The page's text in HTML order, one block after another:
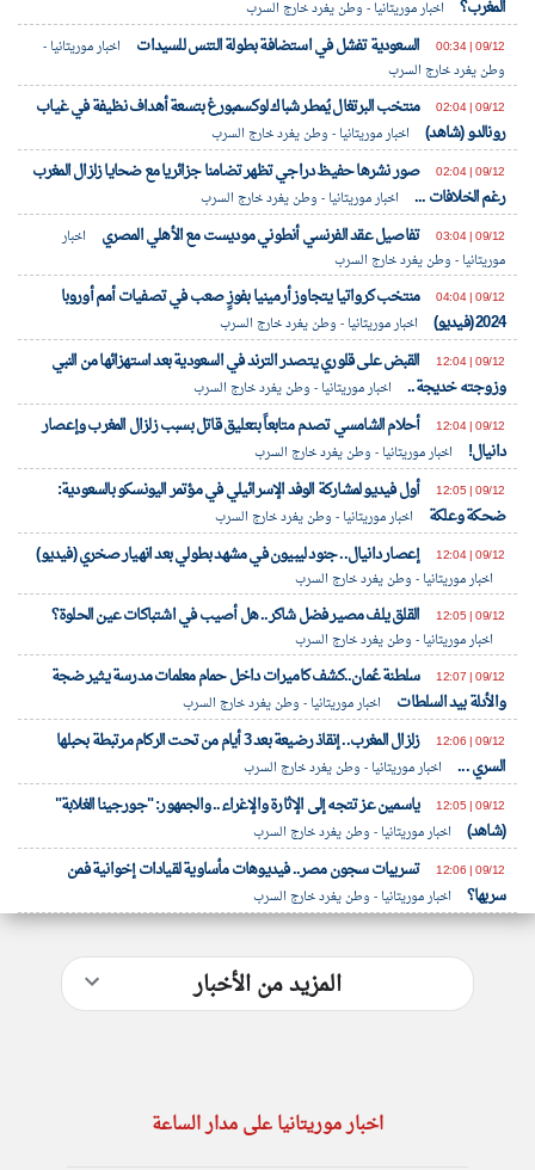
المغرب؟
اخبار موريتانيا - وطن يغرد خارج السرب
09/12 | 00:34
السعودية تفشل في استضافة بطولة التنس للسيدات
اخبار موريتانيا -
وطن يغرد خارج السرب
09/12 | 02:04
منتخب البرتغال يُمطر شباك لوكسمبورغ بتسعة أهداف نظيفة في غياب
رونالدو (شاهد)
اخبار موريتانيا - وطن يغرد خارج السرب
09/12 | 02:04
صور نشرها حفيظ دراجي تظهر تضامنا جزائريا مع ضحايا زلزال المغرب
رغم الخلافات ...
اخبار موريتانيا - وطن يغرد خارج السرب
09/12 | 03:04
تفاصيل عقد الفرنسي أنطوني موديست مع الأهلي المصري
اخبار
موريتانيا - وطن يغرد خارج السرب
09/12 | 04:04
منتخب كرواتيا يتجاوز أرمينيا بفوزٍ صعب في تصفيات أمم أوروبا
2024 (فيديو)
اخبار موريتانيا - وطن يغرد خارج السرب
09/12 | 12:04
القبض على قلوري يتصدر الترند في السعودية بعد استهزائها من النبي
وزوجته خديجة..
اخبار موريتانيا - وطن يغرد خارج السرب
09/12 | 12:04
أحلام الشامسي تصدم متابعاً بتعليق قاتل بسبب زلزال المغرب وإعصار
دانيال!
اخبار موريتانيا - وطن يغرد خارج السرب
09/12 | 12:05
أول فيديو لمشاركة الوفد الإسرائيلي في مؤتمر اليونسكو بالسعودية:
ضحكة وعلكة
اخبار موريتانيا - وطن يغرد خارج السرب
09/12 | 12:04
إعصار دانيال.. جنود ليبيون في مشهد بطولي بعد انهيار صخري (فيديو)
اخبار موريتانيا - وطن يغرد خارج السرب
09/12 | 12:05
القلق يلف مصير فضل شاكر.. هل أصيب في اشتباكات عين الحلوة؟
اخبار موريتانيا - وطن يغرد خارج السرب
09/12 | 12:07
سلطنة عُمان..كشف كاميرات داخل حمام معلمات مدرسة يثير ضجة
والأدلة بيد السلطات
اخبار موريتانيا - وطن يغرد خارج السرب
09/12 | 12:06
زلزال المغرب.. إنقاذ رضيعة بعد 3 أيام من تحت الركام مرتبطة بحبلها
السري ...
اخبار موريتانيا - وطن يغرد خارج السرب
09/12 | 12:05
ياسمين عز تتجه إلى الإثارة والإغراء.. والجمهور: "جورجينا الغلابة"
(شاهد)
اخبار موريتانيا - وطن يغرد خارج السرب
09/12 | 12:06
تسريبات سجون مصر.. فيديوهات مأساوية لقيادات إخوانية فمن
سربها؟
اخبار موريتانيا - وطن يغرد خارج السرب
المزيد من الأخبار
اخبار موريتانيا على مدار الساعة